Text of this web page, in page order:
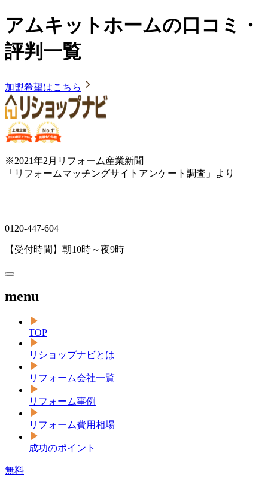
アムキットホームの口コミ・
評判一覧
加盟希望はこちら
※2021年2月リフォーム産業新聞
「リフォームマッチングサイトアンケート調査」より
0120-447-604
【受付時間】朝10時～夜9時
menu
TOP
リショップナビとは
リフォーム会社一覧
リフォーム事例
リフォーム費用相場
成功のポイント
無料